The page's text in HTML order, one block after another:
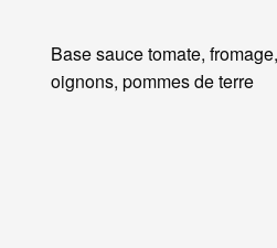
Base sauce tomate,
oignons, pommes de terre